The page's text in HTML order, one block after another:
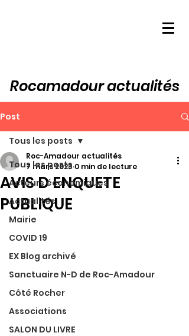
Rocamadour actualités
Post
Tous les posts
Acteurs économiques
Actualités
Mairie
COVID 19
EX Blog archivé
Sanctuaire N-D de Roc-Amadour
Côté Rocher
Associations
SALON DU LIVRE
Tous les posts
AVIS D ENQUETE
PUBLIQUE
Roc-Amadour actualités
7 mars 2023 0 min de lecture